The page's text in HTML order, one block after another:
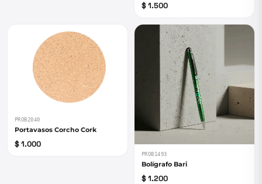
$ 1.500
PROB2040
Portavasos Corcho Cork
$ 1.000
PROB1493
Bolígrafo Bari
$ 1.200